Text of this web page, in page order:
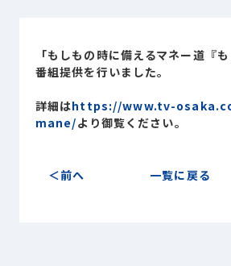
Sustainability
Recruit
「もしもの時に備えるマネー道『
番組提供を行いました。
詳細はhttps://www.tv-
mane/より御覧ください。
前へ 一覧に戻る